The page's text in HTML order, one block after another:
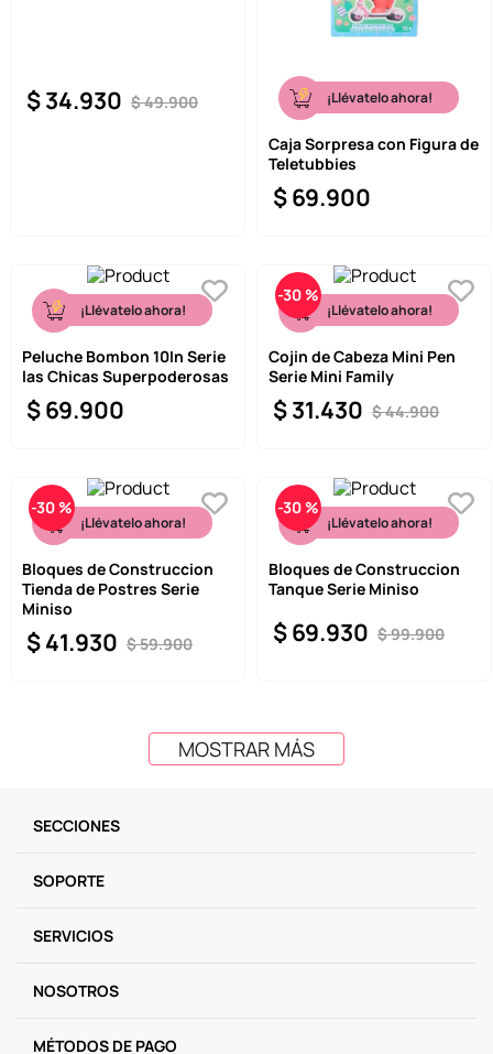
$49.900
$34.930 ¡Llévatelo ahora!
Caja Sorpresa con Figura de
Teletubbies
$69.900
¡Llévatelo ahora!
Peluche Bombon 10In Serie
las Chicas Superpoderosas
$69.900
-30 %
¡Llévatelo ahora!
Cojin de Cabeza Mini Pen
Serie Mini Family
$44.900
$31.430
-30 %
¡Llévatelo ahora!
Bloques de Construccion
Tienda de Postres Serie
Miniso
$59.900
$41.930
-30 %
¡Llévatelo ahora!
Bloques de Construccion
Tanque Serie Miniso
$99.900
$69.930
MOSTRAR MÁS
SECCIONES
SOPORTE
SERVICIOS
NOSOTROS
MÉTODOS DE PAGO